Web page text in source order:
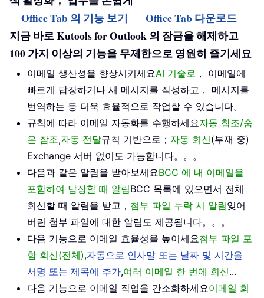
Office Tab 의 기능 보기
Office Tab 다운로드
지금 바로 Kutools for Outlook 의 잠금을 해제하고
100 가지 이상의 기능을 무제한으로 영원히 즐기세요
이메일 생산성을 향상시키세요AI 기술로 ， 이메일에
빠르게 답장하거나 새 메시지를 작성하고， 메시지를
번역하는 등 더욱 효율적으로 작업할 수 있습니다。
규칙에 따라 이메일 자동화를 수행하세요자동 참조/숨
은 참조,자동 전달규칙 기반으로； 자동 회신(부재 중)
Exchange 서버 없이도 가능합니다。。。
다음과 같은 알림을 받아보세요BCC 에 내 이메일을
포함하여 답장할 때 알림BCC 목록에 있으면서 전체
회신할 때 알림을 받고， 첨부 파일 누락 시 알림잊어
버린 첨부 파일에 대한 알림도 제공됩니다。。。
다음 기능으로 이메일 효율성을 높이세요첨부 파일 포
함 회신(전체),자동으로 인사말 또는 날짜 및 시간을
서명 또는 제목에 추가,여러 이메일 한 번에 회신...
다음 기능으로 이메일 작업을 간소화하세요이메일 회